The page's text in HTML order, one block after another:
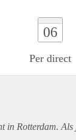
06
Per direct
in Rotterdam. Als